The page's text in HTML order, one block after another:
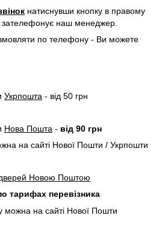
натиснувши кнопку в правому
зателефонує наш менеджер.
по телефону - Ви можете
Укрпошта - від 50 грн
Нова Пошта - від 90 грн
на сайті Нової Пошти / Укрпошти
дверей Новою Поштою
тарифах перевізника
можна на сайті Нової Пошти